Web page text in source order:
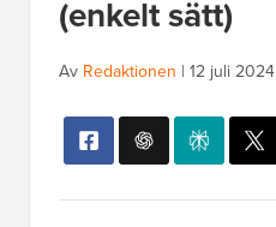
(enkelt sätt)
Av Redaktionen | 12 juli 2024